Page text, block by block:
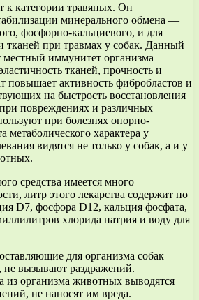
к категории травяных. Он
минерального обмена —
фосфорно-кальциевого, и для
тканей при травмах у собак. Данный
местный иммунитет организма
тканей, прочность и
повышает активность фибробластов и
на быстрость восстановления
повреждениях и различных
при болезнях опорно-
метаболического характера у
видятся не только у собак, а и у
средства имеется много
литр этого лекарства содержит по
D7, фосфора D12, кальция фосфата,
хлорида натрия и воду для
для организма собак
вызывают раздражений.
из организма животных выводятся
не наносят им вреда.